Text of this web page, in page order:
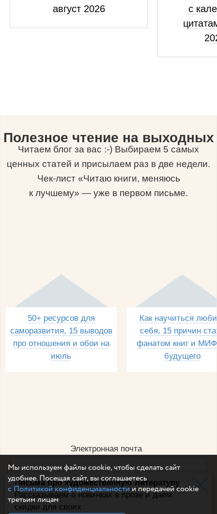
Письма про художественную литературу
Рассказываем о новинках в прозе и даем
скидки для своих
август 2026
с
Полезное чтение на выходных
Читаем блог за вас :-) Выбираем 5 самых
ценных статей и присылаем раз в две недели.
Чек-лист «Читаю книги, меняюсь
к лучшему» — уже в первом письме.
50+ ресурсов для
саморазвития, 15 выводов
про отношения и обои на
июль
Как научиться
себя, 15 причин
фанатом книг и
будущего
Электронная почта
Например, dulsineya@gmail.com
Без спама и смс
Мы используем файлы cookie, чтобы сделать сайт
удобнее. Посещая сайт, вы соглашаетесь
с Политикой конфиденциальностии передачей cookie
третьим лицам